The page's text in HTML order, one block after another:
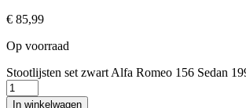
€ 85,99
Op voorraad
Stootlijsten set zwart Alfa Romeo 156 Sedan
In winkelwagen